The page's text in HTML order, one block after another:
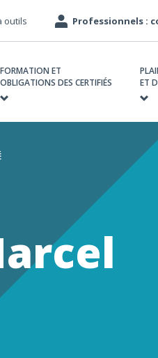
FORMATION ET
OBLIGATIONS DES CERTIFIÉS
ET
outils Professionnels :